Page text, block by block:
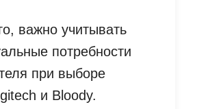
важно учитывать
потребности
при выборе
и Bloody.